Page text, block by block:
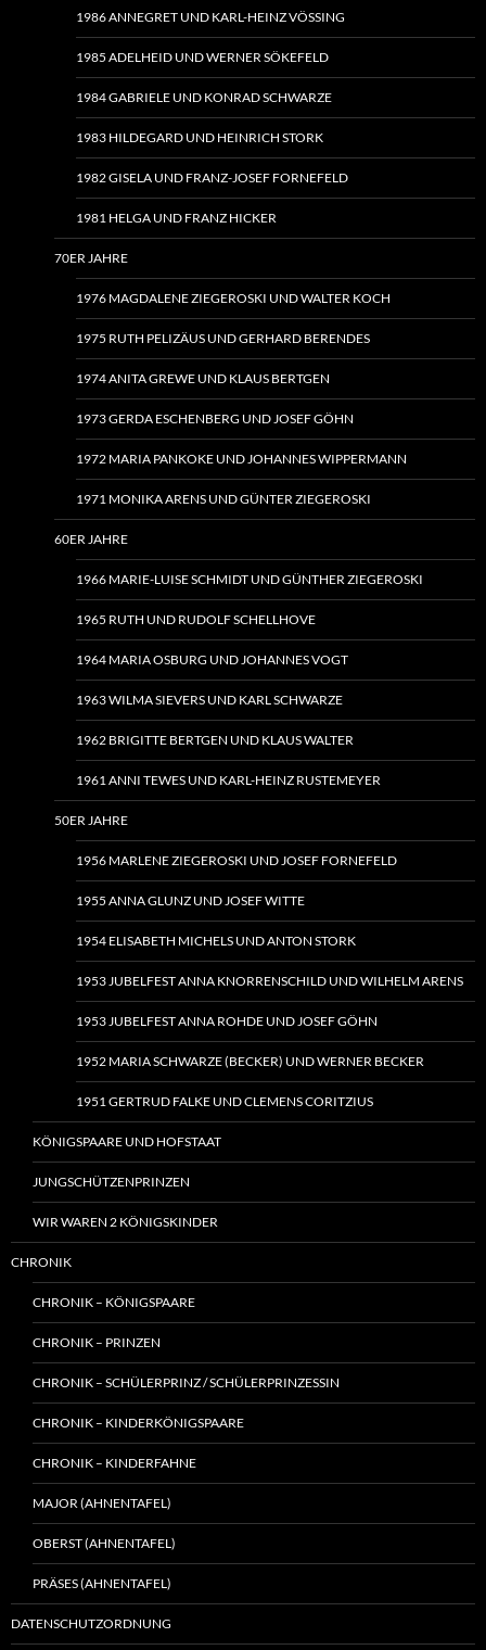
1986 ANNEGRET UND KARL-HEINZ VÖSSING
1985 ADELHEID UND WERNER SÖKEFELD
1984 GABRIELE UND KONRAD SCHWARZE
1983 HILDEGARD UND HEINRICH STORK
1982 GISELA UND FRANZ-JOSEF FORNEFELD
1981 HELGA UND FRANZ HICKER
70ER JAHRE
1976 MAGDALENE ZIEGEROSKI UND WALTER KOCH
1975 RUTH PELIZÄUS UND GERHARD BERENDES
1974 ANITA GREWE UND KLAUS BERTGEN
1973 GERDA ESCHENBERG UND JOSEF GÖHN
1972 MARIA PANKOKE UND JOHANNES WIPPERMANN
1971 MONIKA ARENS UND GÜNTER ZIEGEROSKI
60ER JAHRE
1966 MARIE-LUISE SCHMIDT UND GÜNTHER ZIEGEROSKI
1965 RUTH UND RUDOLF SCHELLHOVE
1964 MARIA OSBURG UND JOHANNES VOGT
1963 WILMA SIEVERS UND KARL SCHWARZE
1962 BRIGITTE BERTGEN UND KLAUS WALTER
1961 ANNI TEWES UND KARL-HEINZ RUSTEMEYER
50ER JAHRE
1956 MARLENE ZIEGEROSKI UND JOSEF FORNEFELD
1955 ANNA GLUNZ UND JOSEF WITTE
1954 ELISABETH MICHELS UND ANTON STORK
1953 JUBELFEST ANNA KNORRENSCHILD UND WILHELM ARENS
1953 JUBELFEST ANNA ROHDE UND JOSEF GÖHN
1952 MARIA SCHWARZE (BECKER) UND WERNER BECKER
1951 GERTRUD FALKE UND CLEMENS CORITZIUS
KÖNIGSPAARE UND HOFSTAAT
JUNGSCHÜTZENPRINZEN
WIR WAREN 2 KÖNIGSKINDER
CHRONIK
CHRONIK – KÖNIGSPAARE
CHRONIK – PRINZEN
CHRONIK – SCHÜLERPRINZ / SCHÜLERPRINZESSIN
CHRONIK – KINDERKÖNIGSPAARE
CHRONIK – KINDERFAHNE
MAJOR (AHNENTAFEL)
OBERST (AHNENTAFEL)
PRÄSES (AHNENTAFEL)
DATENSCHUTZORDNUNG